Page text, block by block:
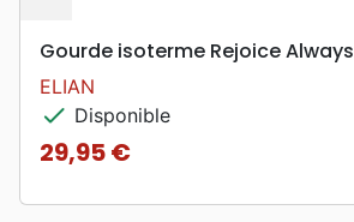
Gourde isoterme Rejoice Always
ELIAN
check Disponible
Prix
29,95 €